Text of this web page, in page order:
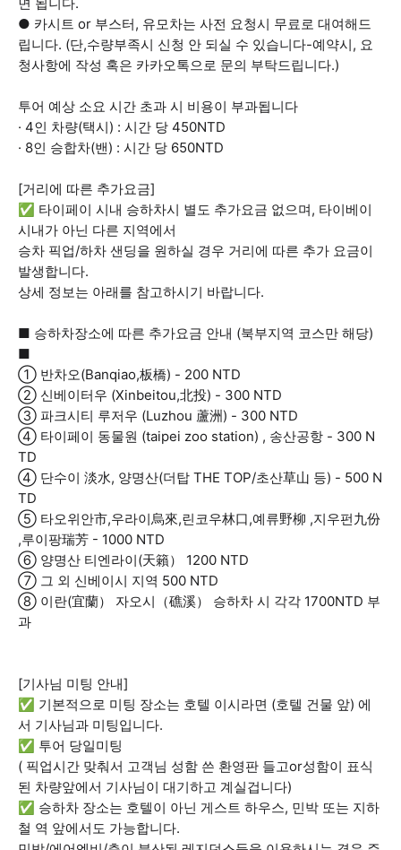
● 카시트 or 부스터, 유모차는 사전 요청시 무료로 대여해드
립니다. (단,수량부족시 신청 안 되실 수 있습니다-예약시, 요
청사항에 작성 혹은 카카오톡으로 문의 부탁드립니다.)
투어 예상 소요 시간 초과 시 비용이 부과됩니다
· 4인 차량(택시) : 시간 당 450NTD
· 8인 승합차(밴) : 시간 당 650NTD
[거리에 따른 추가요금]
✅ 타이페이 시내 승하차시 별도 추가요금 없으며, 타이베이
시내가 아닌 다른 지역에서
승차 픽업/하차 샌딩을 원하실 경우 거리에 따른 추가 요금이
발생합니다.
상세 정보는 아래를 참고하시기 바랍니다.
■ 승하차장소에 따른 추가요금 안내 (북부지역 코스만 해당)
■
① 반차오(Banqiao,板橋) - 200 NTD
② 신베이터우 (Xinbeitou,北投) - 300 NTD
③ 파크시티 루저우 (Luzhou 蘆洲) - 300 NTD
④ 타이페이 동물원 (taipei zoo station) , 송산공항 - 300 N
TD
④ 단수이 淡水, 양명산(더탑 THE TOP/초산草山 등) - 500 N
TD
⑤ 타오위안市,우라이烏來,린코우林口,예류野柳 ,지우펀九份
,루이팡瑞芳 - 1000 NTD
⑥ 양명산 티엔라이(天籟） 1200 NTD
⑦ 그 외 신베이시 지역 500 NTD
⑧ 이란(宜蘭） 자오시（礁溪） 승하차 시 각각 1700NTD 부
과
[기사님 미팅 안내]
✅ 기본적으로 미팅 장소는 호텔 이시라면 (호텔 건물 앞) 에
서 기사님과 미팅입니다.
✅ 투어 당일미팅
( 픽업시간 맞춰서 고객님 성함 쓴 환영판 들고or성함이 표식
된 차량앞에서 기사님이 대기하고 계실겁니다)
✅ 승하차 장소는 호텔이 아닌 게스트 하우스, 민박 또는 지하
철 역 앞에서도 가능합니다.